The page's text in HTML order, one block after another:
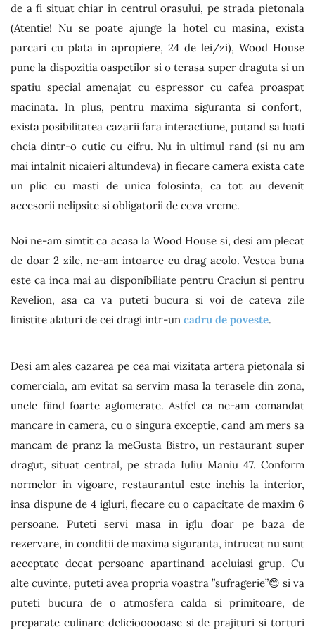
de a fi situat chiar in centrul orasului, pe strada pietonala
(Atentie! Nu se poate ajunge la hotel cu masina, exista
parcari cu plata in apropiere, 24 de lei/zi), Wood House
pune la dispozitia oaspetilor si o terasa super draguta si un
spatiu special amenajat cu espressor cu cafea proaspat
macinata. In plus, pentru maxima siguranta si confort,
exista posibilitatea cazarii fara interactiune, putand sa luati
cheia dintr-o cutie cu cifru. Nu in ultimul rand (si nu am
mai intalnit nicaieri altundeva) in fiecare camera exista cate
un plic cu masti de unica folosinta, ca tot au devenit
accesorii nelipsite si obligatorii de ceva vreme.
Noi ne-am simtit ca acasa la Wood House si, desi am plecat
de doar 2 zile, ne-am intoarce cu drag acolo. Vestea buna
este ca inca mai au disponibiliate pentru Craciun si pentru
Revelion, asa ca va puteti bucura si voi de cateva zile
linistite alaturi de cei dragi intr-un cadru de poveste.
Desi am ales cazarea pe cea mai vizitata artera pietonala si
comerciala, am evitat sa servim masa la terasele din zona,
unele fiind foarte aglomerate. Astfel ca ne-am comandat
mancare in camera, cu o singura exceptie, cand am mers sa
mancam de pranz la meGusta Bistro, un restaurant super
dragut, situat central, pe strada Iuliu Maniu 47. Conform
normelor in vigoare, restaurantul este inchis la interior,
insa dispune de 4 igluri, fiecare cu o capacitate de maxim 6
persoane. Puteti servi masa in iglu doar pe baza de
rezervare, in conditii de maxima siguranta, intrucat nu sunt
acceptate decat persoane apartinand aceluiasi grup. Cu
alte cuvinte, puteti avea propria voastra ”sufragerie”😊 si va
puteti bucura de o atmosfera calda si primitoare, de
preparate culinare delicioooooase si de prajituri si torturi